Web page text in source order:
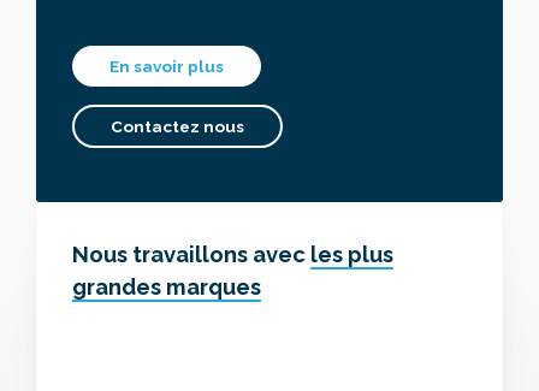
En savoir plus
Contactez nous
Nous travaillons avec les plus
grandes marques